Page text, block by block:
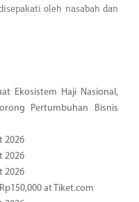
oleh nasabah dan
Ekosistem Haji Nasional,
Pertumbuhan Bisnis
2026
2026
2026
at Tiket.com